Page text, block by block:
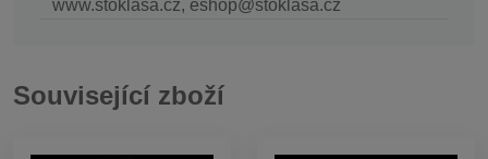
www.stoklasa.cz, eshop@stoklasa.cz
Související zboží